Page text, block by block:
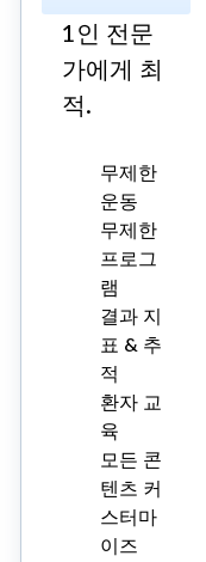
1인 전문
가에게 최
적.
무제한
운동
무제한
프로그
램
결과 지
표 & 추
적
환자 교
육
모든 콘
텐츠 커
스터마
이즈